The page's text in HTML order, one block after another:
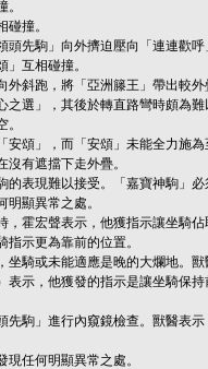
碰撞。
頭先駒」向外擠迫壓向「連連歡
」互相碰撞。
外斜跑，將「亞洲籐王」帶出較外
之選」，其後於轉直路彎時頗為難
安頌」，而「安頌」未能全力施
沒有遮擋下走外疊。
的表現難以接受。「嘉寶神駒」
顯異常之處。
，霍宏聲表示，他獲指示讓坐騎
示更為靠前的位置。
坐騎或未能適應是晚的大爛地。
表示，他獲發的指示是讓坐騎保
先駒」進行內窺鏡檢查。獸醫表
任何明顯異常之處。